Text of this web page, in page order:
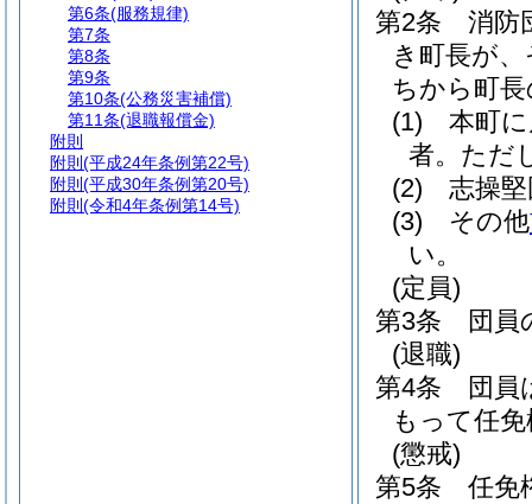
第2条
消防
き町長が
ちから町
(1)
本町
者。 ただ
(2)
志操
(3)
その他
い。
(定員)
第3条
団員
(退職)
第4条
団員
もって任
(懲戒)
第5条
任免
第6条(服務規律)
第7条
第8条
第9条
第10条(公務災害補償)
第11条(退職報償金)
附則
附則 (平成24年条例第22号)
附則 (平成30年条例第20号)
附則 (令和4年条例第14号)